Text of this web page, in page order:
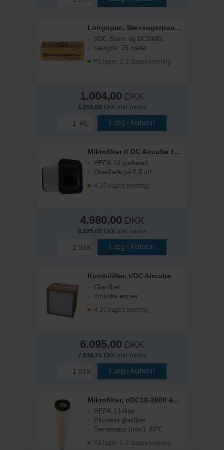
Longopac, Støvsugerpose t/DC5900L/Storm
t/DC Storm og DC5900L
Længde: 25 meter
På lager: 1-2 dages levering
1.004,00 DKK
1.255,00 DKK inkl. moms
RL Læg i kurven
Mikrofilter t/ DC Aircube 1200
HEPA 13 godkendt
Overflade på 5,5 m²
4-15 dages levering;
4.980,00 DKK
6.225,00 DKK inkl. moms
STK Læg i kurven
Kombifilter, t/DC Aircube
Glasfiber
t/mindre emner
4-15 dages levering;
6.095,00 DKK
7.618,75 DKK inkl. moms
STK Læg i kurven
Mikrofilter, t/DC18-2800 & 2900 eco
HEPA 13-filter
Plisseret glasfiber
Temperatur (max): 80°C
På lager: 1-2 dages levering